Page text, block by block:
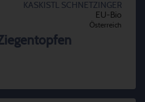
KASKISTL SCHNETZINGER
EU-Bio
Österreich